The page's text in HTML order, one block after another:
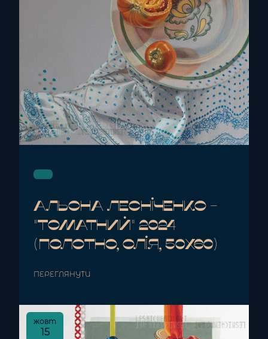
Альона Лесніченко -
"Томатний" 2024
(полотно, олія, 50x60)
ПЕРЕГЛЯНУТИ
жовт
15